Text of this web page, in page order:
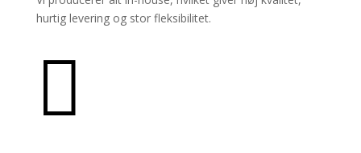
hurtig levering og stor fleksibilitet.
